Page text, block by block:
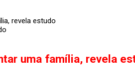
revela estudo
uma família, revela